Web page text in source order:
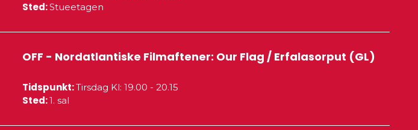
Sted:Stueetagen
OFF - Nordatlantiske Filmaftener: Our Flag / Erfalasorput (GL)
Tidspunkt:Tirsdag Kl: 19.00 - 20.15
Sted:1. sal